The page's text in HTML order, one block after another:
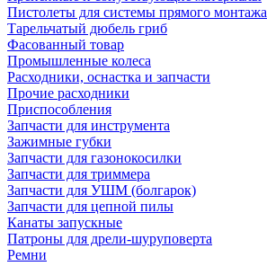
Пистолеты для системы прямого монтажа
Тарельчатый дюбель гриб
Фасованный товар
Промышленные колеса
Расходники, оснастка и запчасти
Прочие расходники
Приспособления
Запчасти для инструмента
Зажимные губки
Запчасти для газонокосилки
Запчасти для триммера
Запчасти для УШМ (болгарок)
Запчасти для цепной пилы
Канаты запускные
Патроны для дрели-шуруповерта
Ремни